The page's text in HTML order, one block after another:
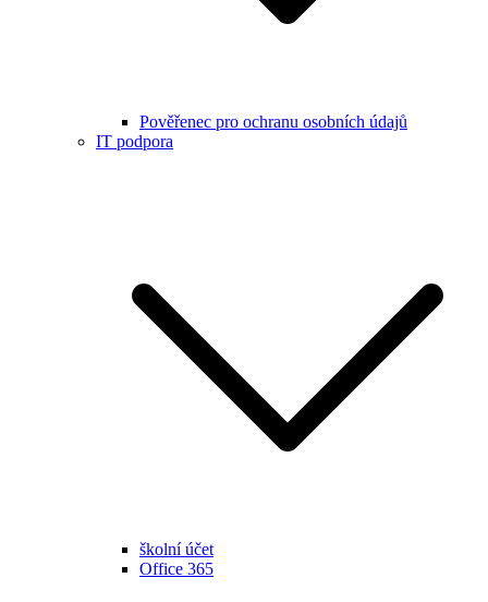
Pověřenec pro ochranu osobních údajů
IT podpora
školní účet
Office 365